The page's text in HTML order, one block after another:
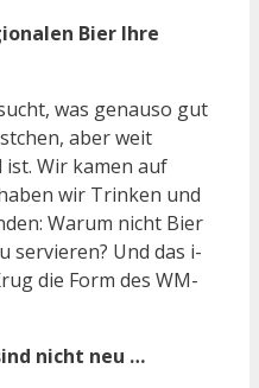
Bier Ihre
was genauso gut
aber weit
Wir kamen auf
wir Trinken und
Warum nicht Bier
servieren? Und das i-
die Form des WM-
nicht neu …